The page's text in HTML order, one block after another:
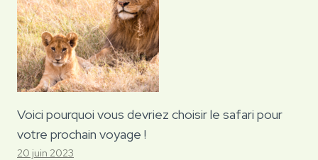
Voici pourquoi vous devriez choisir le safari pour
votre prochain voyage !
20 juin 2023